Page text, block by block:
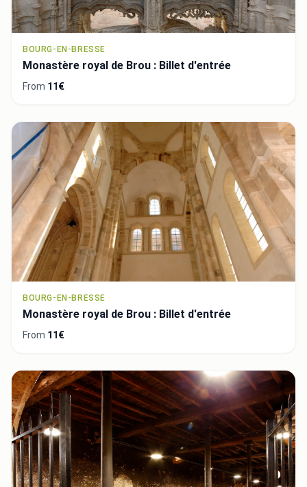
BOURG-EN-BRESSE
Monastère royal de Brou : Billet d'entrée
From 11€
BOURG-EN-BRESSE
Monastère royal de Brou : Billet d'entrée
From 11€